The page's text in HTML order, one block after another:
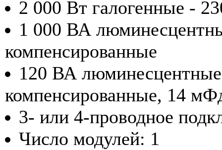
2 000 Вт галогенные -
1 000 ВА
компенсированные
120 ВА
компенсированные, 14
3- или 4-проводное
Число модулей: 1